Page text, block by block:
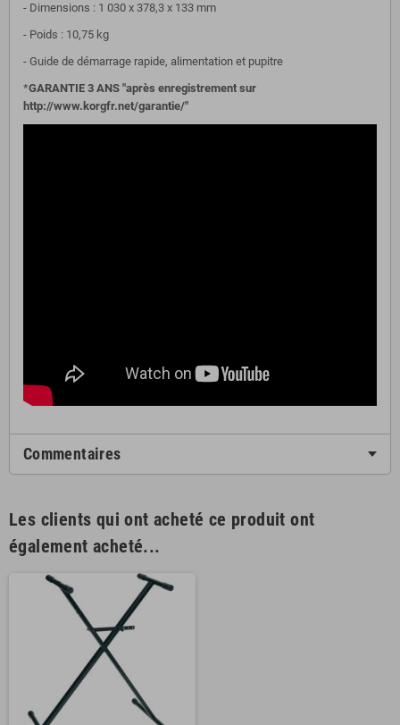
- Dimensions : 1 030 x 378,3 x 133 mm
- Poids : 10,75 kg
- Guide de démarrage rapide, alimentation et pupitre
*GARANTIE 3 ANS "après enregistrement sur
http://www.korgfr.net/garantie/"
Commentaires
Les clients qui ont acheté ce produit ont
également acheté...